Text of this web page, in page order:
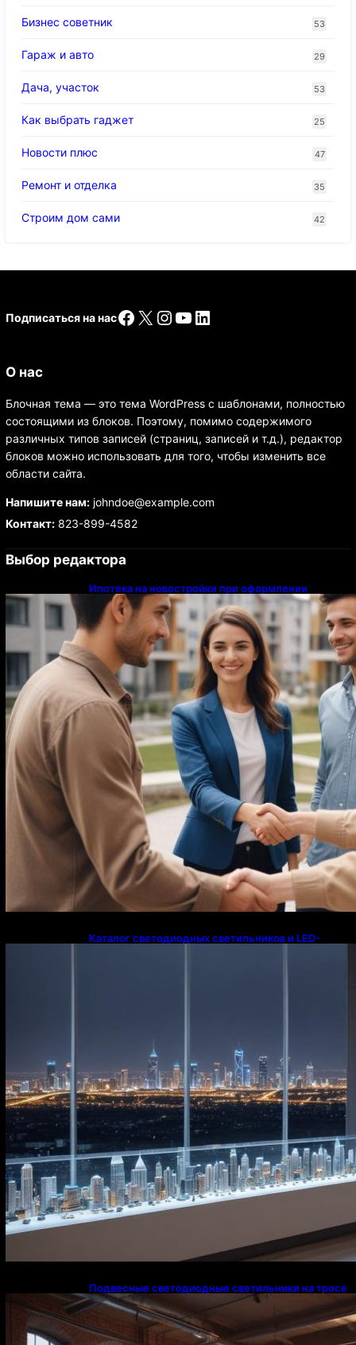
Бизнес советник 53
Гараж и авто 29
Дача, участок 53
Как выбрать гаджет 25
Новости плюс 47
Ремонт и отделка 35
Строим дом сами 42
Подписаться на насFacebook
X Instagram
YouTube
LinkedIn
О нас
Блочная тема — это тема WordPress с шаблонами, полностью
состоящими из блоков. Поэтому, помимо содержимого
различных типов записей (страниц, записей и т.д.), редактор
блоков можно использовать для того, чтобы изменить все
области сайта.
Напишите нам:johndoe@example.com
Контакт:823-899-4582
Выбор редактора
Ипотека на новостройки при оформлении
напрямую у застройщика
Каталог светодиодных светильников и LED-
Подвесные светодиодные светильники на тросе